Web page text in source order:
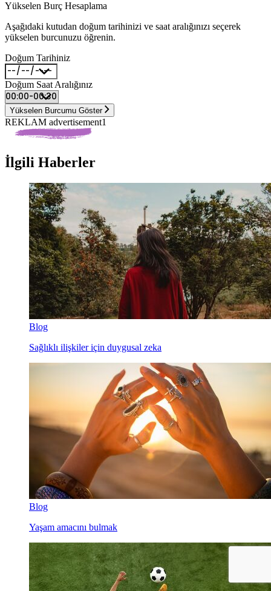
Yükselen Burç Hesaplama
Aşağıdaki kutudan doğum tarihinizi ve saat aralığınızı seçerek
yükselen burcunuzu öğrenin.
Doğum Tarihiniz
Doğum Saat Aralığınız
Yükselen Burcumu Göster
REKLAM advertisement1
İlgili Haberler
Blog
Sağlıklı ilişkiler için duygusal zeka
Blog
Yaşam amacını bulmak